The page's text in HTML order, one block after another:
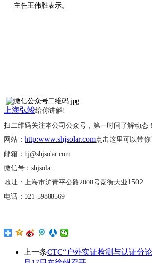
主任王伟胜表示。
上海弘竣给你讲解!
扫二维码关注本公司公众号，第一时间了解动态！
网站： http:www.shjsolar.com点击这里可以带你
邮箱： hj@shjsolar.com
微信号： shjsolar
地址：上海市沪青平公路2008号竞衡大业1502
电话： 021-59888569
上一条CTC“户外实证检测与认证分